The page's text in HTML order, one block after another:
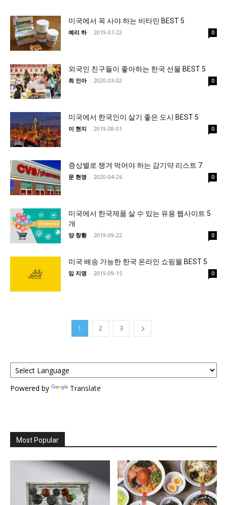
미국에서 꼭 사야 하는 비타민 BEST 5
예리 하 - 2019-07-22 0
외국인 친구들이 좋아하는 한국 선물 BEST 5
최 인아 - 2020-03-02 0
미국에서 한국인이 살기 좋은 도시 BEST 5
이 현지 - 2019-08-01 0
증상별로 챙겨 먹어야 하는 감기약 리스트 7
문 현영 - 2020-04-26 0
미국에서 한국제품 살 수 있는 유용 웹사이트 5
개
양 창황 - 2019-09-22 0
미국 배송 가능한 한국 온라인 쇼핑몰 BEST 5
임 지영 - 2019-09-15 0
1 2 3
Powered by Translate
Most Popular